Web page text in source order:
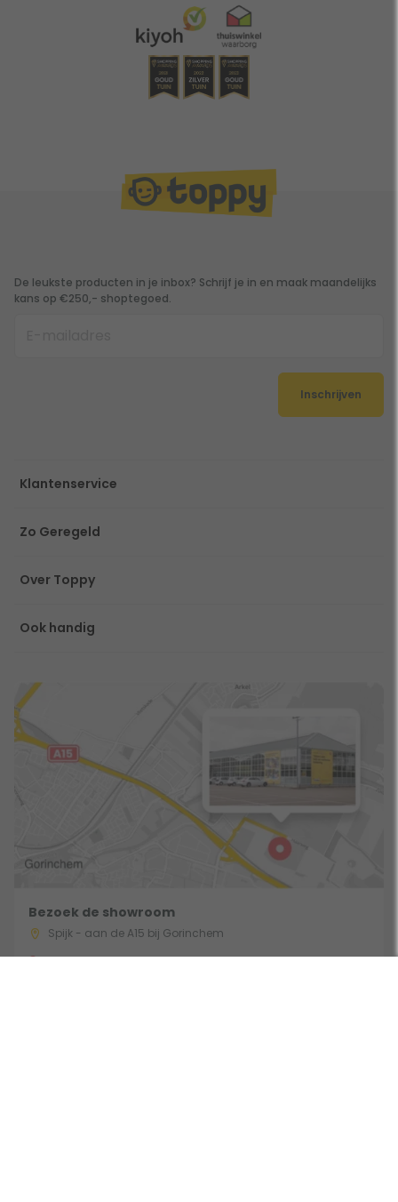
De leukste producten in je inbox? Schrijf je in en maak maandelijks
kans op €250,- shoptegoed.
Inschrijven
Klantenservice
Zo Geregeld
Over Toppy
Ook handig
Bezoek de showroom
Spijk - aan de A15 bij Gorinchem